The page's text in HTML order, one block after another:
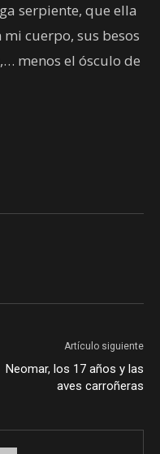
serpiente, que ella
cuerpo, sus besos
menos el ósculo de
Artículo siguiente
Neomar, los 17 años y las
aves carroñeras